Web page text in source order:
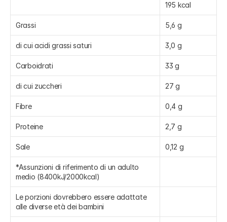
195 kcal
Grassi 5,6 g
di cui acidi grassi saturi 3,0 g
Carboidrati 33 g
di cui zuccheri 27 g
Fibre 0,4 g
Proteine 2,7 g
Sale 0,12 g
*Assunzioni di riferimento di un adulto
medio (8400kJ/2000kcal)
Le porzioni dovrebbero essere adattate
alle diverse età dei bambini